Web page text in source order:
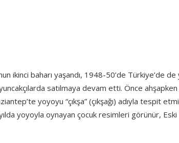
ikinci baharı yaşandı, 1948-50’de Türkiye’de de
satılmaya devam etti. Önce
yoyoyu “çıkşa” (çıkşağı) adıyla tespit
yoyoyla oynayan çocuk resimleri görünür, Eski